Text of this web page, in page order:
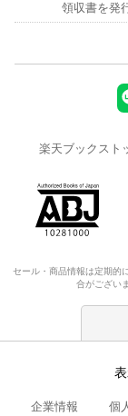
領収書を発
楽天ブックスト
セール・商品情報は定期的
合がござい
企業情報 個